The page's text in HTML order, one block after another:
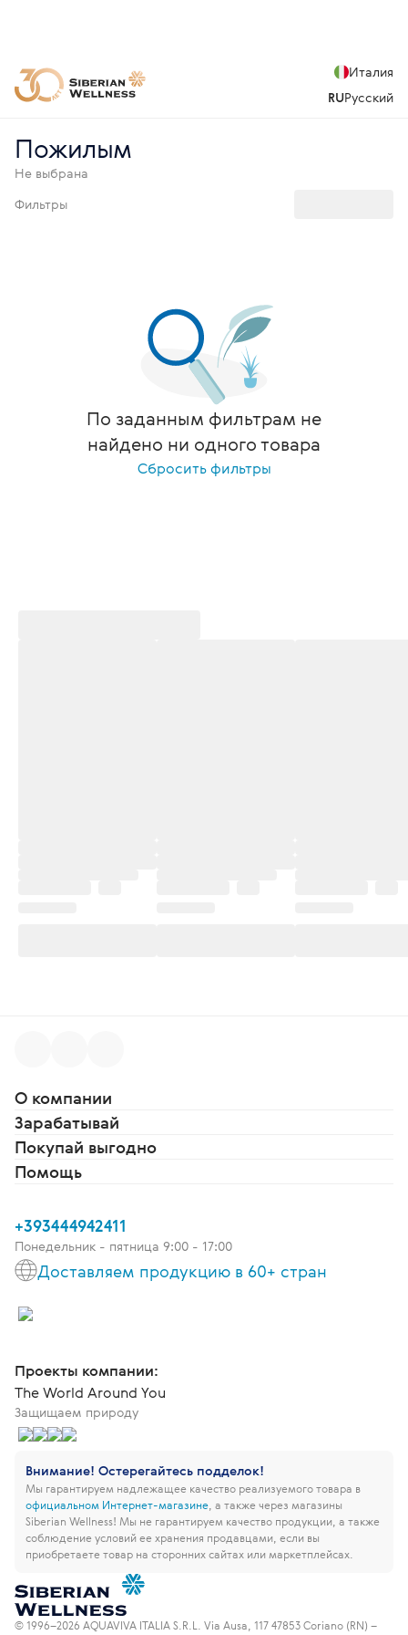
Италия
RUРусский
Пожилым
Не выбрана
Фильтры
По заданным фильтрам не
найдено ни одного товара
Сбросить фильтры
О компании
Зарабатывай
Покупай выгодно
Помощь
+393444942411
Понедельник - пятница 9:00 - 17:00
Доставляем продукцию в 60+ стран
Проекты компании:
The World Around You
Защищаем природу
Внимание! Остерегайтесь подделок!
Мы гарантируем надлежащее качество реализуемого товара в
официальном Интернет-магазине , а также через магазины
Siberian Wellness! Мы не гарантируем качество продукции, а также
соблюдение условий ее хранения продавцами, если вы
приобретаете товар на сторонних сайтах или маркетплейсах.
© 1996–2026 AQUAVIVA ITALIA S.R.L. Via Ausa, 117 47853 Coriano (RN) –